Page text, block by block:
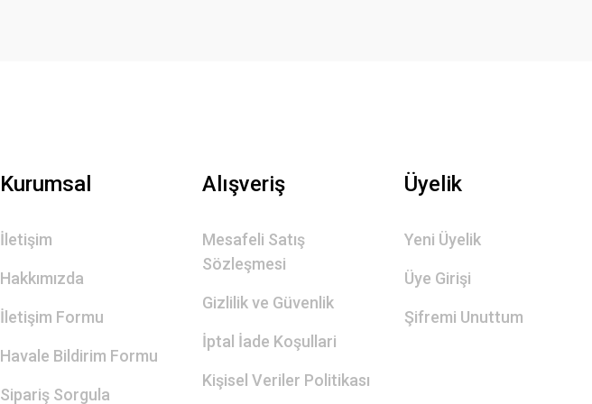
Kurumsal
İletişim
Hakkımızda
İletişim Formu
Havale Bildirim Formu
Sipariş Sorgula
Alışveriş
Mesafeli Satış
Sözleşmesi
Gizlilik ve Güvenlik
İptal İade Koşullari
Kişisel Veriler Politikası
Üyelik
Yeni Üyelik
Üye Girişi
Şifremi Unuttum